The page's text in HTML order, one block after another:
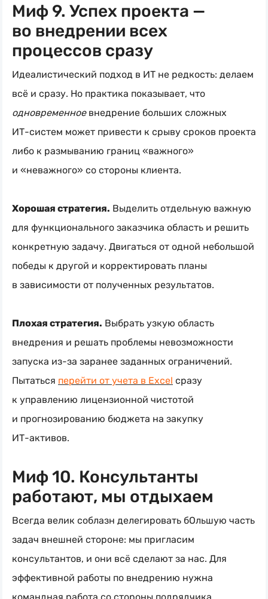
Миф 9. Успех проекта —
во внедрении всех
процессов сразу
Идеалистический подход в ИТ не редкость: делаем
всё и сразу. Но практика показывает, что
одновременноевнедрение больших сложных
ИТ-систем может привести к срыву сроков проекта
либо к размыванию границ «важного»
и «неважного» со стороны клиента.
Хорошая стратегия. Выделить отдельную важную
для функционального заказчика область и решить
конкретную задачу. Двигаться от одной небольшой
победы к другой и корректировать планы
в зависимости от полученных результатов.
Плохая стратегия. Выбрать узкую область
внедрения и решать проблемы невозможности
запуска из-за заранее заданных ограничений.
Пытаться перейти от учета в Excel сразу
к управлению лицензионной чистотой
и прогнозированию бюджета на закупку
ИТ-активов.
Миф 10. Консультанты
работают, мы отдыхаем
Всегда велик соблазн делегировать бОльшую часть
задач внешней стороне: мы пригласим
консультантов, и они всё сделают за нас. Для
эффективной работы по внедрению нужна
командная работа со стороны подрядчика